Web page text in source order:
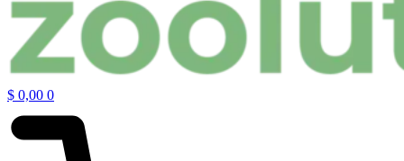
$ 0,00 0